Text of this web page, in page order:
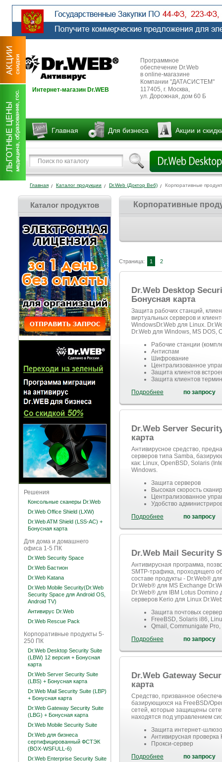
Интернет-магазин Dr.WEB
Программное
обеспечение Dr.Web
в online-магазине
Компании "ДАТАСИСТЕМ"
117405, г. Москва,
ул. Дорожная, дом 60 Б
Главная Для бизнеса Акции и
Главная Каталог продукции Dr.Web (Доктор Веб) Корпоративные
Каталог продуктов
Решения
Консольные сканеры Dr.Web
Dr.Web Office Shield (LXW)
Dr.Web ATM Shield (LSS-AC) +
Бонусная карта
Для дома и домашнего
офиса 1-5 ПК
Dr.Web Security Space
Dr.Web Бастион
Dr.Web Katana
Dr.Web Mobile Security(Dr.Web
Security Space для Android OS,
Android TV)
Антивирус Dr.Web
Dr.Web Rescue Pack
Корпоративные продукты 5-
250 ПК
Dr.Web Desktop Security Suite
(LBW) 12 версия + Бонусная
карта
Dr.Web Server Security Suite
(LBS) + Бонусная карта
Dr.Web Mail Security Suite (LBP)
+ Бонусная карта
Dr.Web Gateway Security Suite
(LBG) + Бонусная карта
Dr.Web Mobile Security Suite
Dr.Web для бизнеса
сертифицированный ФСТЭК
(BOX-WSFULL-6)
Dr.Web Enterprise Security Suite
Корпоративные
Страница: 1 2
Dr.Web Desktop
Бонусная карта
Защита рабочих станций,
виртуальных серверов и
WindowsDr.Web для Linux.
Dr.Web для Windows, MS DOS,
Рабочие станции
Антиспам
Шифрование
Централизованное
Защита клиентов
Защита клиентов
Подробнее
по запросу
Dr.Web Server
карта
Антивирусное средство,
серверов типа Samba,
как: Linux, OpenBSD, Solaris
Windows.
Защита серверов
Высокая скорость
Централизованное
Удобство
Подробнее
по запросу
Dr.Web Mail Security
Антивирусная программа,
SMTP-трафика, проходящего
составе продукты - Dr.Web®
Dr.Web® для MS Exchange
Dr.Web® для IBM Lotus
серверов Kerio для Linux
Защита почтовых
FreeBSD, Solaris i86,
Qmail, Communigate
Подробнее
по запросу
Dr.Web Gateway
карта
Средство, призванное
базирующихся на FreeBSD/
сетей, которые защищены
находятся под управлением
Защита интернет-
Антивирусная проверка
Прокси-cервер
Подробнее
по запросу